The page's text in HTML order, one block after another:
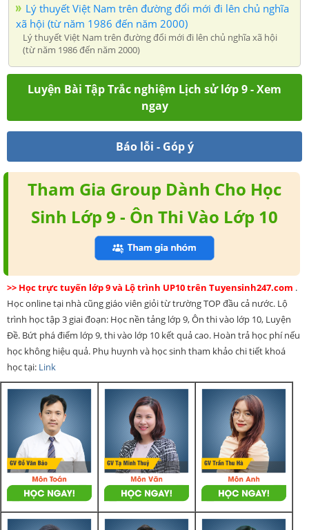
Lý thuyết Việt Nam trên đường đổi mới đi lên chủ nghĩa
xã hội (từ năm 1986 đến năm 2000)
Lý thuyết Việt Nam trên đường đổi mới đi lên chủ nghĩa xã hội
(từ năm 1986 đến năm 2000)
Luyện Bài Tập Trắc nghiệm Lịch sử lớp 9 - Xem
ngay
Báo lỗi - Góp ý
Tham Gia Group Dành Cho Học
Sinh Lớp 9 - Ôn Thi Vào Lớp 10
>> Học trực tuyến lớp 9 và Lộ trình UP10 trên Tuyensinh247.com .
Học online tại nhà cũng giáo viên giỏi từ trường TOP đầu cả nước. Lộ
trình học tập 3 giai đoạn: Học nền tảng lớp 9, Ôn thi vào lớp 10, Luyện
Đề. Bứt phá điểm lớp 9, thi vào lớp 10 kết quả cao. Hoàn trả học phí nếu
học không hiệu quả. Phụ huynh và học sinh tham khảo chi tiết khoá
học tại: Link